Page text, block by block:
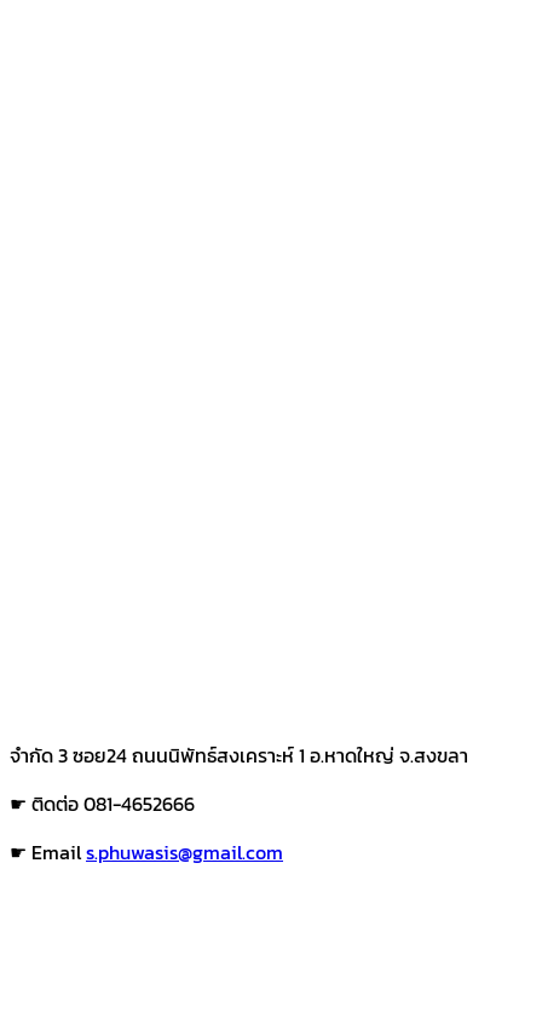
จำกัด 3 ซอย24 ถนนนิพัทธ์สงเคราะห์ 1 อ.หาดใหญ่ จ.สงขลา
☛ ติดต่อ 081-4652666
☛ Emails.phuwasis@gmail.com